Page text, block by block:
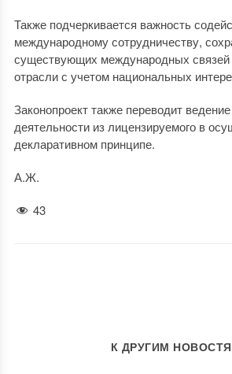
Также подчеркивается важность
международному сотрудничеству,
существующих международных связей
отрасли с учетом национальных
Законопроект также переводит
деятельности из лицензируемого в
декларативном принципе.
А.Ж.
43
К ДРУГИМ